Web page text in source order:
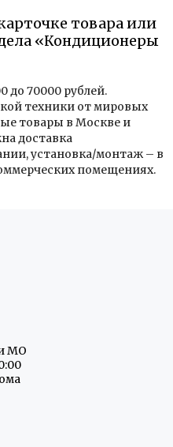
товара или
«Кондиционеры
до 70000 рублей.
техники от мировых
товары в Москве и
доставка
установка/монтаж – в
помещениях.
МО